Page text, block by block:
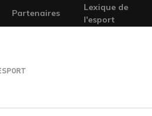
Partenaires
Lexique de
l'esport